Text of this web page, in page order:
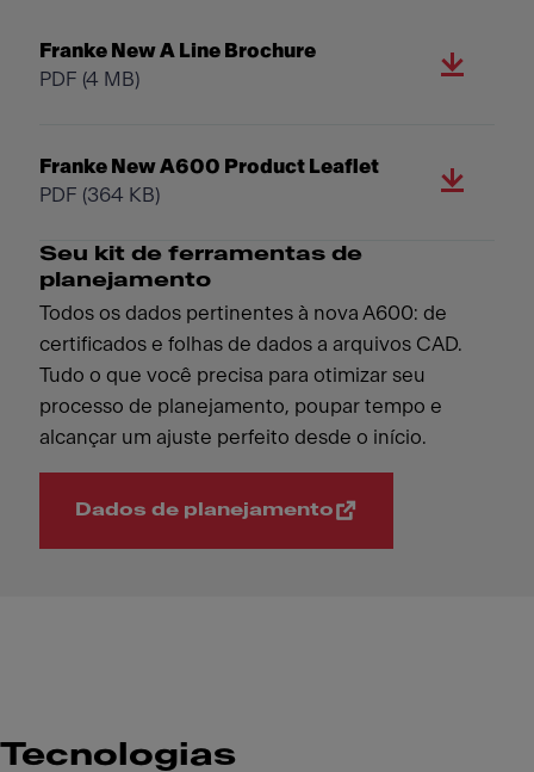
Franke New A Line Brochure
PDF (4 MB)
Franke New A600 Product Leaflet
PDF (364 KB)
Seu kit de ferramentas de
planejamento
Todos os dados pertinentes à nova A600: de
certificados e folhas de dados a arquivos CAD.
Tudo o que você precisa para otimizar seu
processo de planejamento, poupar tempo e
alcançar um ajuste perfeito desde o início.
Dados de planejamento
Tecnologias